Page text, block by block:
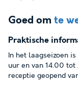
Goed om te
Praktische
In het laagseizoen
uur en van 14.00
receptie geopend